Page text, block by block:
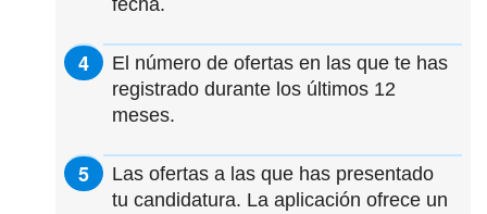
fecha.
El número de ofertas en las que te has
registrado durante los últimos 12
meses.
Las ofertas a las que has presentado
tu candidatura. La aplicación ofrece un